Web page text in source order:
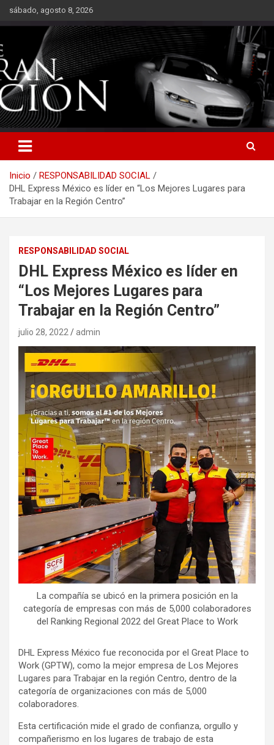
Saltarsábado, agosto 8, 2026
Inicio
RESPONSABILIDAD SOCIAL
DHL Express México es líder en “Los Mejores Lugares para
Trabajar en la Región Centro”
RESPONSABILIDAD SOCIAL
DHL Express México es líder en
“Los Mejores Lugares para
Trabajar en la Región Centro”
julio 28, 2022 admin
La compañía se ubicó en la primera posición en la
categoría de empresas con más de 5,000 colaboradores
del Ranking Regional 2022 del Great Place to Work
DHL Express México fue reconocida por el Great Place to
Work (GPTW), como la mejor empresa de Los Mejores
Lugares para Trabajar en la región Centro, dentro de la
categoría de organizaciones con más de 5,000
colaboradores.
Esta certificación mide el grado de confianza, orgullo y
compañerismo en los lugares de trabajo de esta